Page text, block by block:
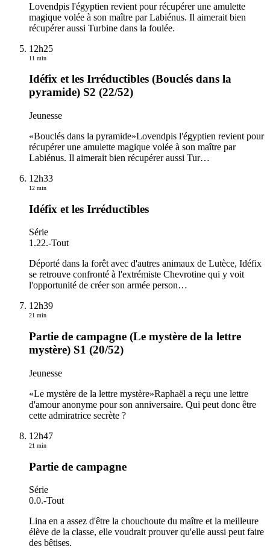
Lovendpis l'égyptien revient pour récupérer une amulette
magique volée à son maître par Labiénus. Il aimerait bien
récupérer aussi Turbine dans la foulée.
12h25
11 min
Idéfix et les Irréductibles (Bouclés dans la
pyramide) S2 (22/52)
Jeunesse
«Bouclés dans la pyramide»Lovendpis l'égyptien revient pour
récupérer une amulette magique volée à son maître par
Labiénus. Il aimerait bien récupérer aussi Tur…
12h33
12 min
Idéfix et les Irréductibles
Série
1.22.-Tout
Déporté dans la forêt avec d'autres animaux de Lutèce, Idéfix
se retrouve confronté à l'extrémiste Chevrotine qui y voit
l'opportunité de créer son armée person…
12h39
21 min
Partie de campagne (Le mystère de la lettre
mystère) S1 (20/52)
Jeunesse
«Le mystère de la lettre mystère»Raphaël a reçu une lettre
d'amour anonyme pour son anniversaire. Qui peut donc être
cette admiratrice secrète ?
12h47
21 min
Partie de campagne
Série
0.0.-Tout
Lina en a assez d'être la chouchoute du maître et la meilleure
élève de la classe, elle voudrait prouver qu'elle aussi peut faire
des bêtises.